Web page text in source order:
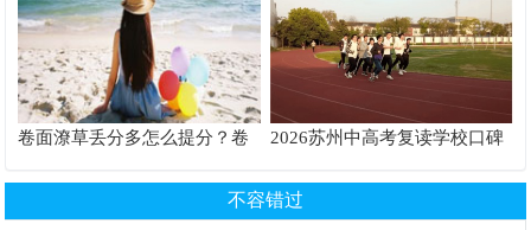
卷面潦草丢分多怎么提分？卷
2026苏州中高考复读学校口碑
不容错过